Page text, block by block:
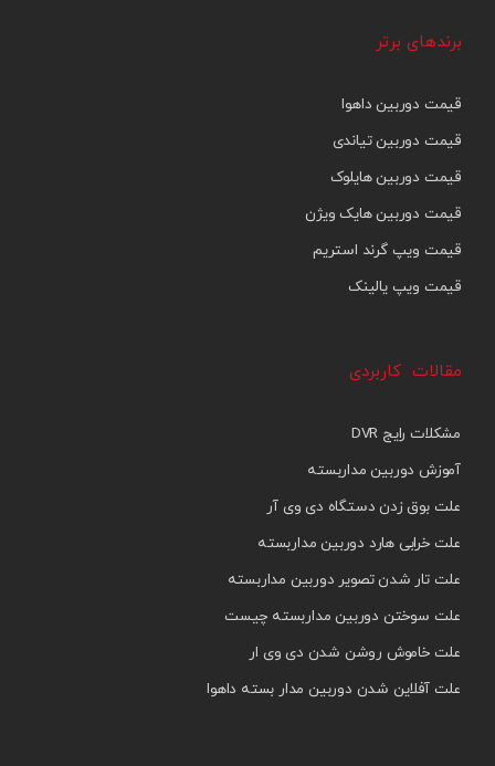
برندهای برتر
قیمت دوربین داهوا
قیمت دوربین تیاندی
قیمت دوربین هایلوک
قیمت دوربین هایک ویژن
قیمت ویپ گرند استریم
قیمت ویپ یالینک
مقالات کاربردی
مشکلات رایج DVR
آموزش دوربین مداربسته
علت بوق زدن دستگاه دی وی آر
علت خرابی هارد دوربین مداربسته
علت تار شدن تصویر دوربین مداربسته
علت سوختن دوربین مداربسته چیست
علت خاموش روشن شدن دی وی ار
علت آفلاین شدن دوربین مدار بسته داهوا